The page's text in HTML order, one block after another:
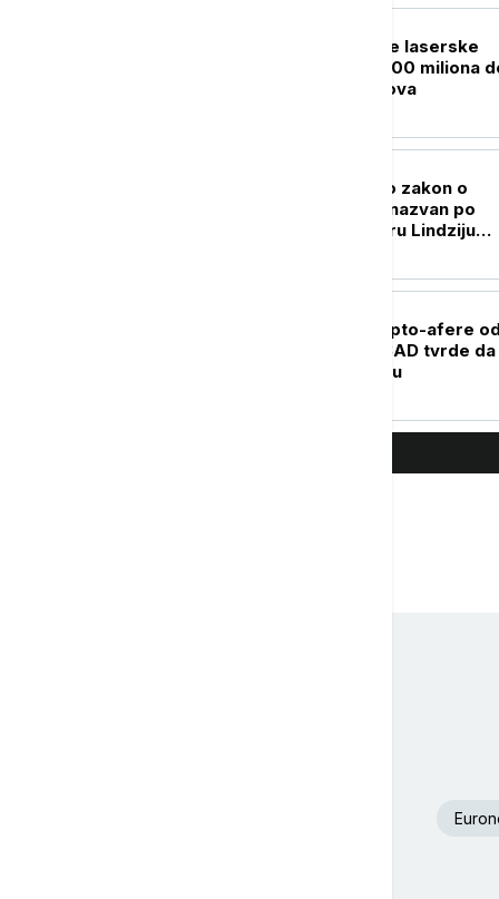
Vojska SAD kupuje laserske
sisteme vredne 400 miliona
za obaranje dronova
Senat SAD usvojio zakon o
sankcijama Rusiji nazvan po
pokojnom senatoru Lindziju
Dubai u centru kripto-afere
milijarde dolara: SAD tvrde da
novac išao ka Iranu